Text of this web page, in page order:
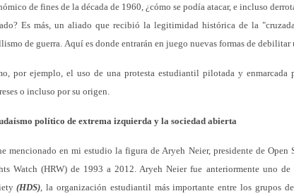
de fines de la década de 1960, ¿cómo se podía atacar, e incluso
Es más, un aliado que recibió la legitimidad histórica de la
de guerra. Aquí es donde entrarán en juego nuevas formas de debilitar
por ejemplo, el uso de una protesta estudiantil pilotada y
o incluso por su origen.
político de extrema izquierda y la sociedad abierta
mencionado en mi estudio la figura de Aryeh Neier, presidente de
Watch (HRW) de 1993 a 2012. Aryeh Neier fue anteriormente uno
(HDS) , la organización estudiantil más importante entre los grupos